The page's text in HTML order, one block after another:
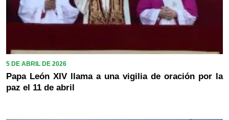
5 DE ABRIL DE 2026
Papa León XIV llama a una vigilia de oración por la
paz el 11 de abril